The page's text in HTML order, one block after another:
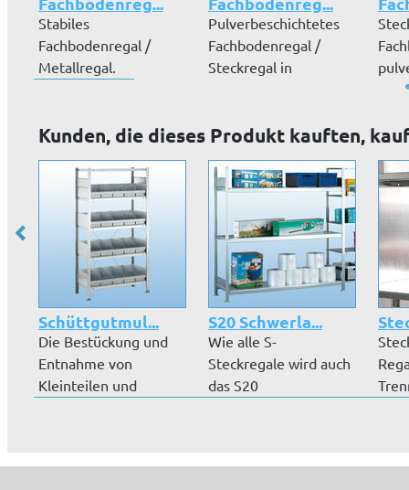
Stabiles
Fachbodenregal /
Metallregal.
Pulverbeschichtetes
Fachbodenregal /
Steckregal in
Kunden, die dieses Produkt kauften,
Schüttgutmul...
Die Bestückung und
Entnahme von
Kleinteilen und
S20 Schwerla...
Wie alle S-
Steckregale wird auch
das S20